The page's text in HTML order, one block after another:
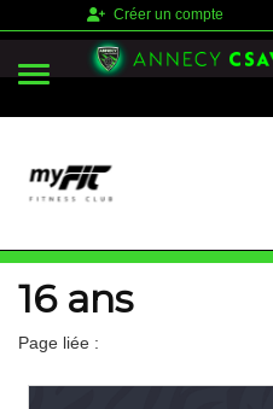
Créer un compte
16 ans
Page liée :
Panneau de gestion des cookies